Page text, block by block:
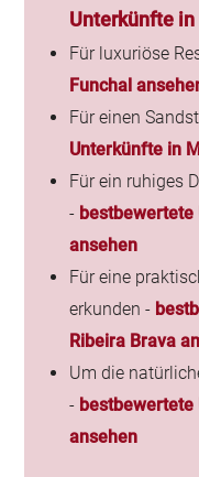
Unterkünfte
Für luxuriöse
Funchal
Für einen
Unterkünfte in
Für ein ruhiges
-
ansehen
Für eine
erkunden -
Ribeira Brava
Um die
-
ansehen